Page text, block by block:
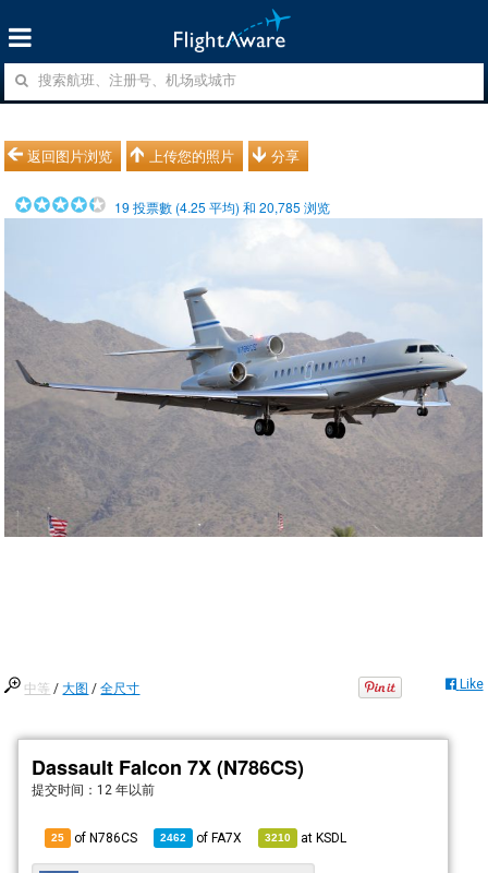
返回图片浏览 上传您的照片 分享
19 投票數 (4.25 平均) 和20,785 浏览
中等 /大图 /全尺寸 Like
Dassault Falcon 7X (N786CS)
提交时间： 12 年以前
25 of N786CS 2462 ofFA7X 3210 atKSDL